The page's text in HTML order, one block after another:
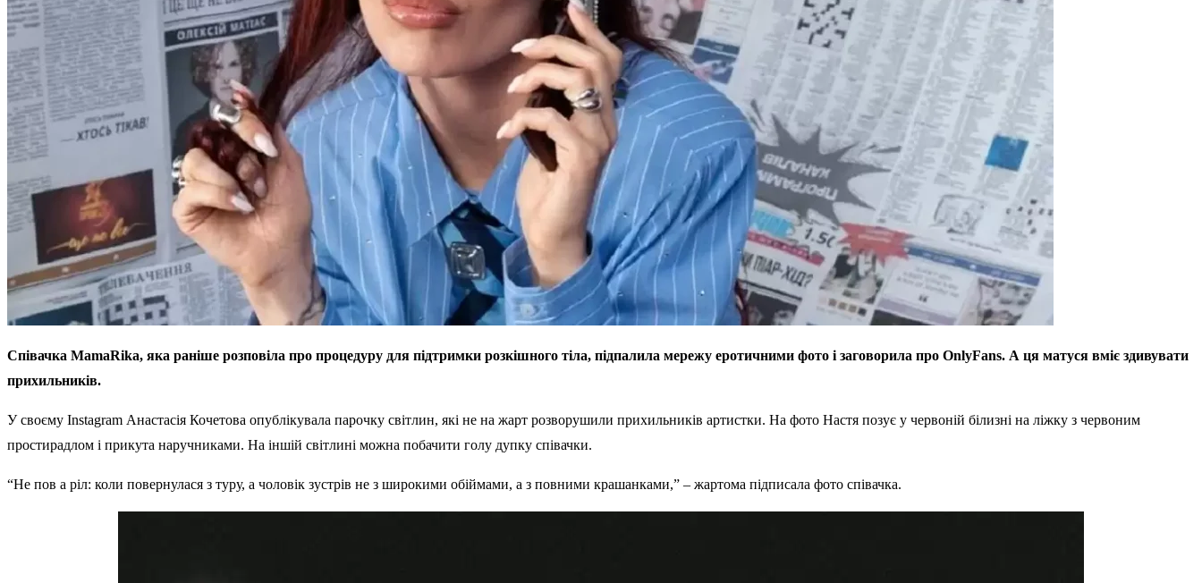
Співачка MamaRika, яка раніше розповіла про процедуру для підтримки розкішного тіла, підпалила мережу еротичними фото і заговорила про OnlyFans. А ця матуся вміє здивувати
прихильників.
У своєму Instagram Анастасія Кочетова опублікувала парочку світлин, які не на жарт розворушили прихильників артистки. На фото Настя позує у червоній білизні на ліжку з червоним
простирадлом і прикута наручниками. На іншій світлині можна побачити голу дупку співачки.
“Не пов а ріл: коли повернулася з туру, а чоловік зустрів не з широкими обіймами, а з повними крашанками,” – жартома підписала фото співачка.